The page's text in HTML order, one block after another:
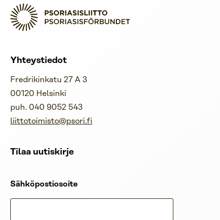
Yhteystiedot
Fredrikinkatu 27 A 3
00120 Helsinki
puh. 040 9052 543
liittotoimisto@psori.fi
Tilaa uutiskirje
Sähköpostiosoite